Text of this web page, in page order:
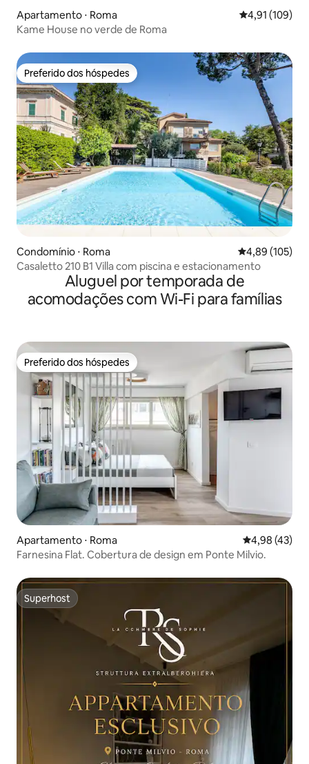
Apartamento ⋅ Roma 4,91 de uma
4,91 (109)
Kame House no verde de Roma
Preferido dos hóspedes
Preferido dos hóspedes
Condomínio ⋅ Roma 4,89 de uma
4,89 (105)
Casaletto 210 B1 Villa com piscina e estacionamento
Aluguel por temporada de
acomodações com Wi-Fi para famílias
Preferido dos hóspedes
Preferido dos hóspedes
Apartamento ⋅ Roma 4,98 de uma
4,98 (43)
Farnesina Flat. Cobertura de design em Ponte Milvio.
Superhost
Superhost